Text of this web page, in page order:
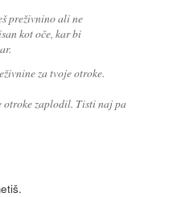
preživnino ali ne
kot oče, kar bi
za tvoje otroke.
otroke zaplodil. Tisti naj pa